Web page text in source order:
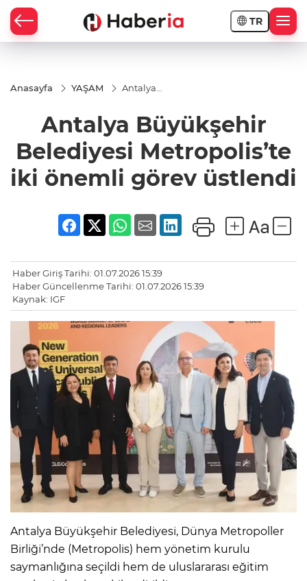
TR
Anasayfa YAŞAM
Antalya
Metropolis’te
iki önemli
görev
üstlendi
Antalya Büyükşehir
Belediyesi Metropolis’te
iki önemli görev üstlendi
Haber Giriş Tarihi: 01.07.2026 15:39
Haber Güncellenme Tarihi: 01.07.2026 15:39
Kaynak: IGF
Antalya Büyükşehir Belediyesi, Dünya Metropoller
Birliği’nde (Metropolis) hem yönetim kurulu
saymanlığına seçildi hem de uluslararası eğitim